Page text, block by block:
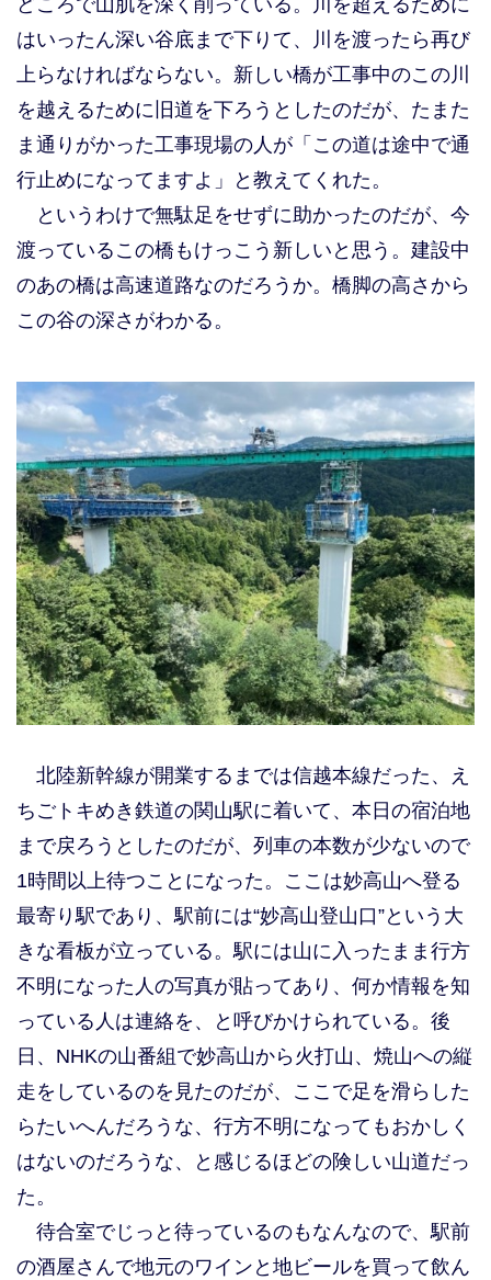
はいったん深い谷底まで下りて、川を渡ったら再び
上らなければならない。新しい橋が工事中のこの川
を越えるために旧道を下ろうとしたのだが、たまた
ま通りがかった工事現場の人が「この道は途中で通
行止めになってますよ」と教えてくれた。
というわけで無駄足をせずに助かったのだが、今
渡っているこの橋もけっこう新しいと思う。建設中
のあの橋は高速道路なのだろうか。橋脚の高さから
この谷の深さがわかる。
北陸新幹線が開業するまでは信越本線だった、え
ちごトキめき鉄道の関山駅に着いて、本日の宿泊地
まで戻ろうとしたのだが、列車の本数が少ないので
1時間以上待つことになった。ここは妙高山へ登る
最寄り駅であり、駅前には“妙高山登山口”という大
きな看板が立っている。駅には山に入ったまま行方
不明になった人の写真が貼ってあり、何か情報を知
っている人は連絡を、と呼びかけられている。後
日、NHKの山番組で妙高山から火打山、焼山への縦
走をしているのを見たのだが、ここで足を滑らした
らたいへんだろうな、行方不明になってもおかしく
はないのだろうな、と感じるほどの険しい山道だっ
た。
待合室でじっと待っているのもなんなので、駅前
の酒屋さんで地元のワインと地ビールを買って飲ん